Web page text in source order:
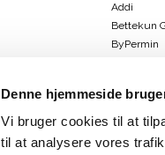
Denne hjemmeside
Vi bruger cookies til at
til at analysere vores
Addi
Bettekun
ByPermin
DMC
Drops
DROPS